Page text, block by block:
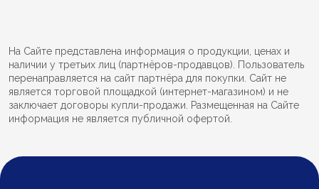
На Сайте представлена информация о продукции, ценах и
наличии у третьих лиц (партнёров-продавцов). Пользователь
перенаправляется на сайт партнёра для покупки. Сайт не
является торговой площадкой (интернет-магазином) и не
заключает договоры купли-продажи. Размещенная на Сайте
информация не является публичной офертой.